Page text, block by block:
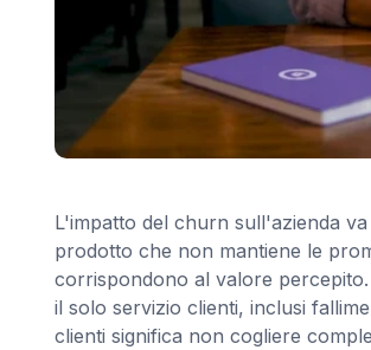
L'impatto del churn sull'azienda
prodotto che non mantiene le
corrispondono al valore percepito.
il solo servizio clienti, inclusi
clienti significa non cogliere